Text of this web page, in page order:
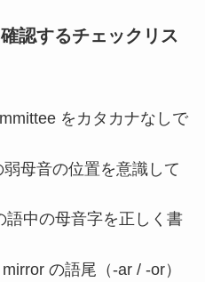
認するチェックリス
をカタカナなしで
母音の位置を意識して
語中の母音字を正しく書
の語尾（-ar / -or）